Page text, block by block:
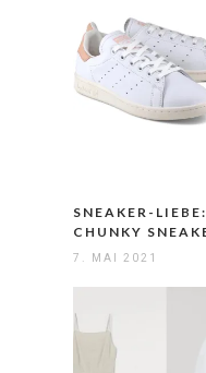
SNEAKER-
CHUNKY
7. MAI 2021